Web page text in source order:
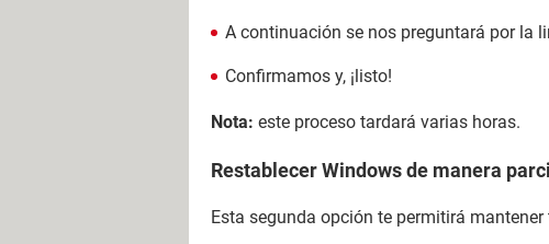
A continuación se nos preguntará por la
Confirmamos y, ¡listo!
Nota: este proceso tardará varias horas.
Restablecer Windows de manera
Esta segunda opción te permitirá